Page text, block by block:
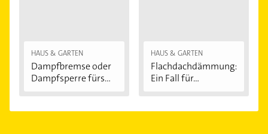
HAUS & GARTEN
Dampfbremse oder
Dampfsperre fürs...
HAUS & GARTEN
Flachdachdämmung:
Ein Fall für...